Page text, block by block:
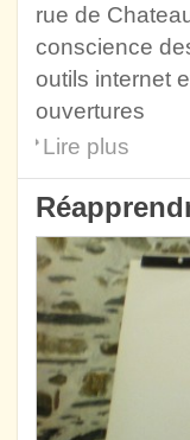
rue de
conscience
outils internet
ouvertures
Lire plus